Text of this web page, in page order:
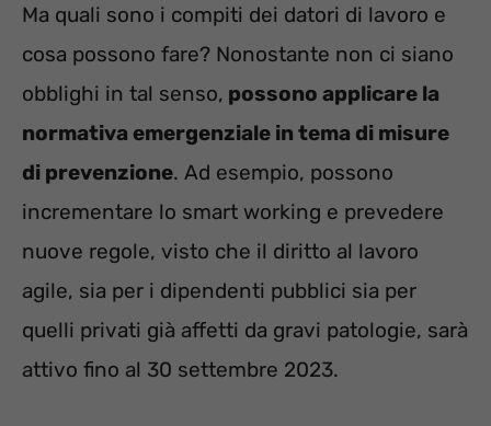
Ma quali sono i compiti dei datori di lavoro e
cosa possono fare? Nonostante non ci siano
obblighi in tal senso, possono applicare la
normativa emergenziale in tema di misure
di prevenzione. Ad esempio, possono
incrementare lo smart working e prevedere
nuove regole, visto che il diritto al lavoro
agile, sia per i dipendenti pubblici sia per
quelli privati già affetti da gravi patologie, sarà
attivo fino al 30 settembre 2023.